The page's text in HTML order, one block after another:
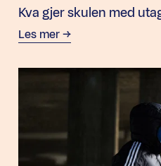
Kva gjer skulen med
Les mer